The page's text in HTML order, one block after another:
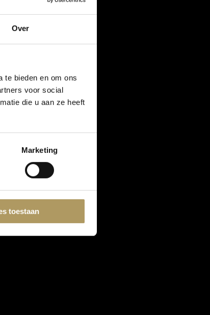
Over
te bieden en om ons
voor social
die u aan ze heeft
Marketing
toestaan